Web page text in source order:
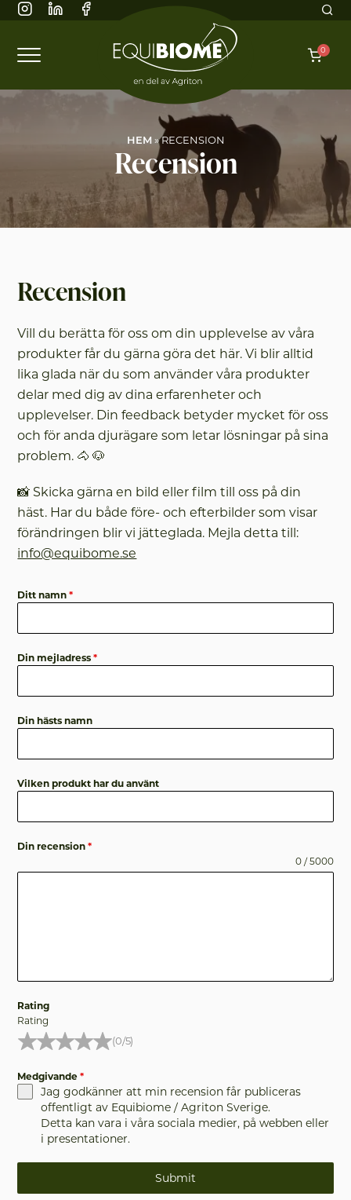
0
HEM»RECENSION
Recension
Recension
Vill du berätta för oss om din upplevelse av våra
produkter får du gärna göra det här. Vi blir alltid
lika glada när du som använder våra produkter
delar med dig av dina erfarenheter och
upplevelser. Din feedback betyder mycket för oss
och för anda djurägare som letar lösningar på sina
problem. 🐴 🐶
📸 Skicka gärna en bild eller film till oss på din
häst. Har du både före- och efterbilder som visar
förändringen blir vi jätteglada. Mejla detta till:
info@equibome.se
Ditt namn*
Din mejladress*
Din hästs namn
Vilken produkt har du använt
Din recension*
0 / 5000
Rating
Rating
(0/5)
Medgivande*
Jag godkänner att min recension får publiceras
offentligt av Equibiome / Agriton Sverige.
Detta kan vara i våra sociala medier, på webben eller
i presentationer.
Submit